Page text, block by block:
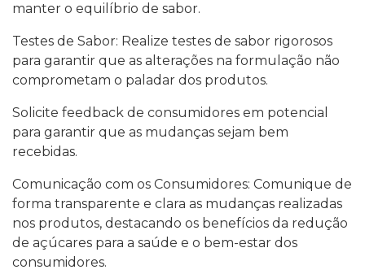
manter o equilíbrio de sabor.
Testes de Sabor: Realize testes de sabor rigorosos
para garantir que as alterações na formulação não
comprometam o paladar dos produtos.
Solicite feedback de consumidores em potencial
para garantir que as mudanças sejam bem
recebidas.
Comunicação com os Consumidores: Comunique de
forma transparente e clara as mudanças realizadas
nos produtos, destacando os benefícios da redução
de açúcares para a saúde e o bem-estar dos
consumidores.